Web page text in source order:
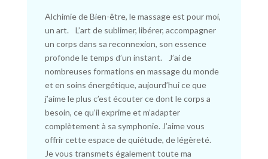
Alchimie de Bien-être, le massage est pour moi,
un art. L’art de sublimer, libérer, accompagner
un corps dans sa reconnexion, son essence
profonde le temps d’un instant. J’ai de
nombreuses formations en massage du monde
et en soins énergétique, aujourd’hui ce que
j’aime le plus c’est écouter ce dont le corps a
besoin, ce qu’il exprime et m’adapter
complètement à sa symphonie. J’aime vous
offrir cette espace de quiétude, de légèreté.
Je vous transmets également toute ma